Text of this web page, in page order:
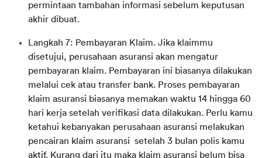
permintaan tambahan informasi sebelum keputusan
akhir dibuat.
Langkah 7: Pembayaran Klaim. Jika klaimmu
disetujui, perusahaan asuransi akan mengatur
pembayaran klaim. Pembayaran ini biasanya dilakukan
melalui cek atau transfer bank. Proses pembayaran
klaim asuransi biasanya memakan waktu 14 hingga 60
hari kerja setelah verifikasi data dilakukan. Perlu kamu
ketahui kebanyakan perusahaan asuransi melakukan
pencairan klaim asuransi setelah 3 bulan polis kamu
aktif. Kurang dari itu maka klaim asuransi belum bisa